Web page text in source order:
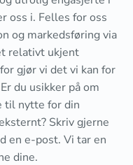
oss i. Felles for oss
og markedsføring via
relativt ukjent
gjør vi det vi kan for
du usikker på om
til nytte for din
Skriv gjerne
en e-post. Vi tar en
dine.